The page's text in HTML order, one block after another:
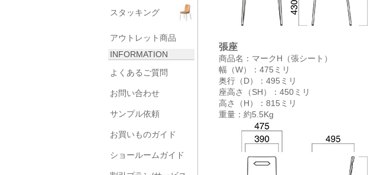
スタッキング
アウトレット商品
INFORMATION
よくあるご質問
お問い合わせ
サンプル依頼
お買いものガイド
ショールームガイド
張座
商品名：マークH（張シート）
幅（W）：475ミリ
奥行（D）：495ミリ
座高さ（SH）：450ミリ
高さ（H）：815ミリ
重量：約5.5Kg